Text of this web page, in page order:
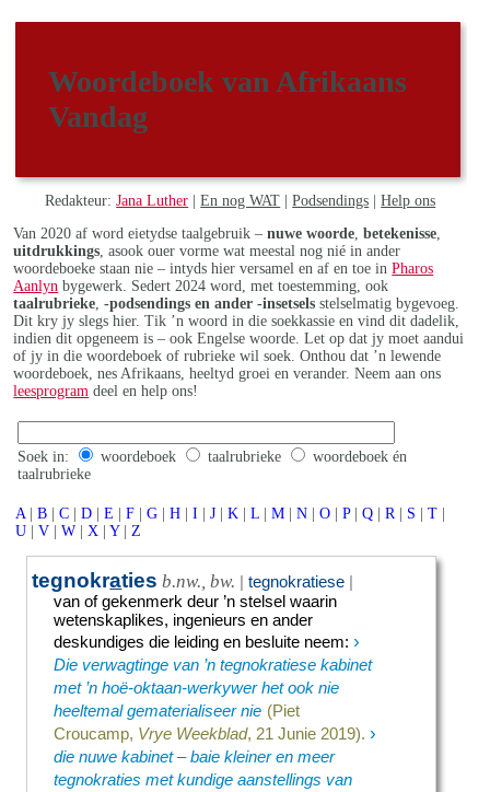
Woordeboek van Afrikaans
Vandag
Redakteur:Jana Luther |En nog WAT |Podsendings |Help ons
Van 2020 af word eietydse taalgebruik –nuwe woorde ,betekenisse
uitdrukkings , asook ouer vorme wat meestal nog nié in ander
woordeboeke staan nie – intyds hier versamel en af en toe inPharos
Aanlyn bygewerk. Sedert 2024 word, met toestemming, ook
taalrubrieke ,-podsendings en ander -insetsels stelselmatig bygevoeg.
Dit kry jy slegs hier. Tik ’n woord in die soekkassie en vind dit dadelik,
indien dit opgeneem is – ook Engelse woorde. Let op dat jy moet aandui
of jy in die woordeboek of rubrieke wil soek. Onthou dat ’n lewende
woordeboek, nes Afrikaans, heeltyd groei en verander. Neem aan ons
leesprogram deel en help ons!
Soek in: woordeboek taalrubrieke
woordeboek én
taalrubrieke
A | B | C | D | E | F | G | H | I | J | K | L | M | N | O | P | Q | R | S | T |
U | V | W | X | Y | Z
tegnokraties b.nw., bw. |tegnokratiese |
van of gekenmerk deur ’n stelsel waarin
wetenskaplikes, ingenieurs en ander
deskundiges die leiding en besluite neem:›
Die verwagtinge van ’n tegnokratiese kabinet
met ’n hoë-oktaan-werkywer het ook nie
heeltemal gematerialiseer nie (Piet
Croucamp, Vrye Weekblad, 21 Junie 2019). ›
die nuwe kabinet – baie kleiner en meer
tegnokraties met kundige aanstellings van